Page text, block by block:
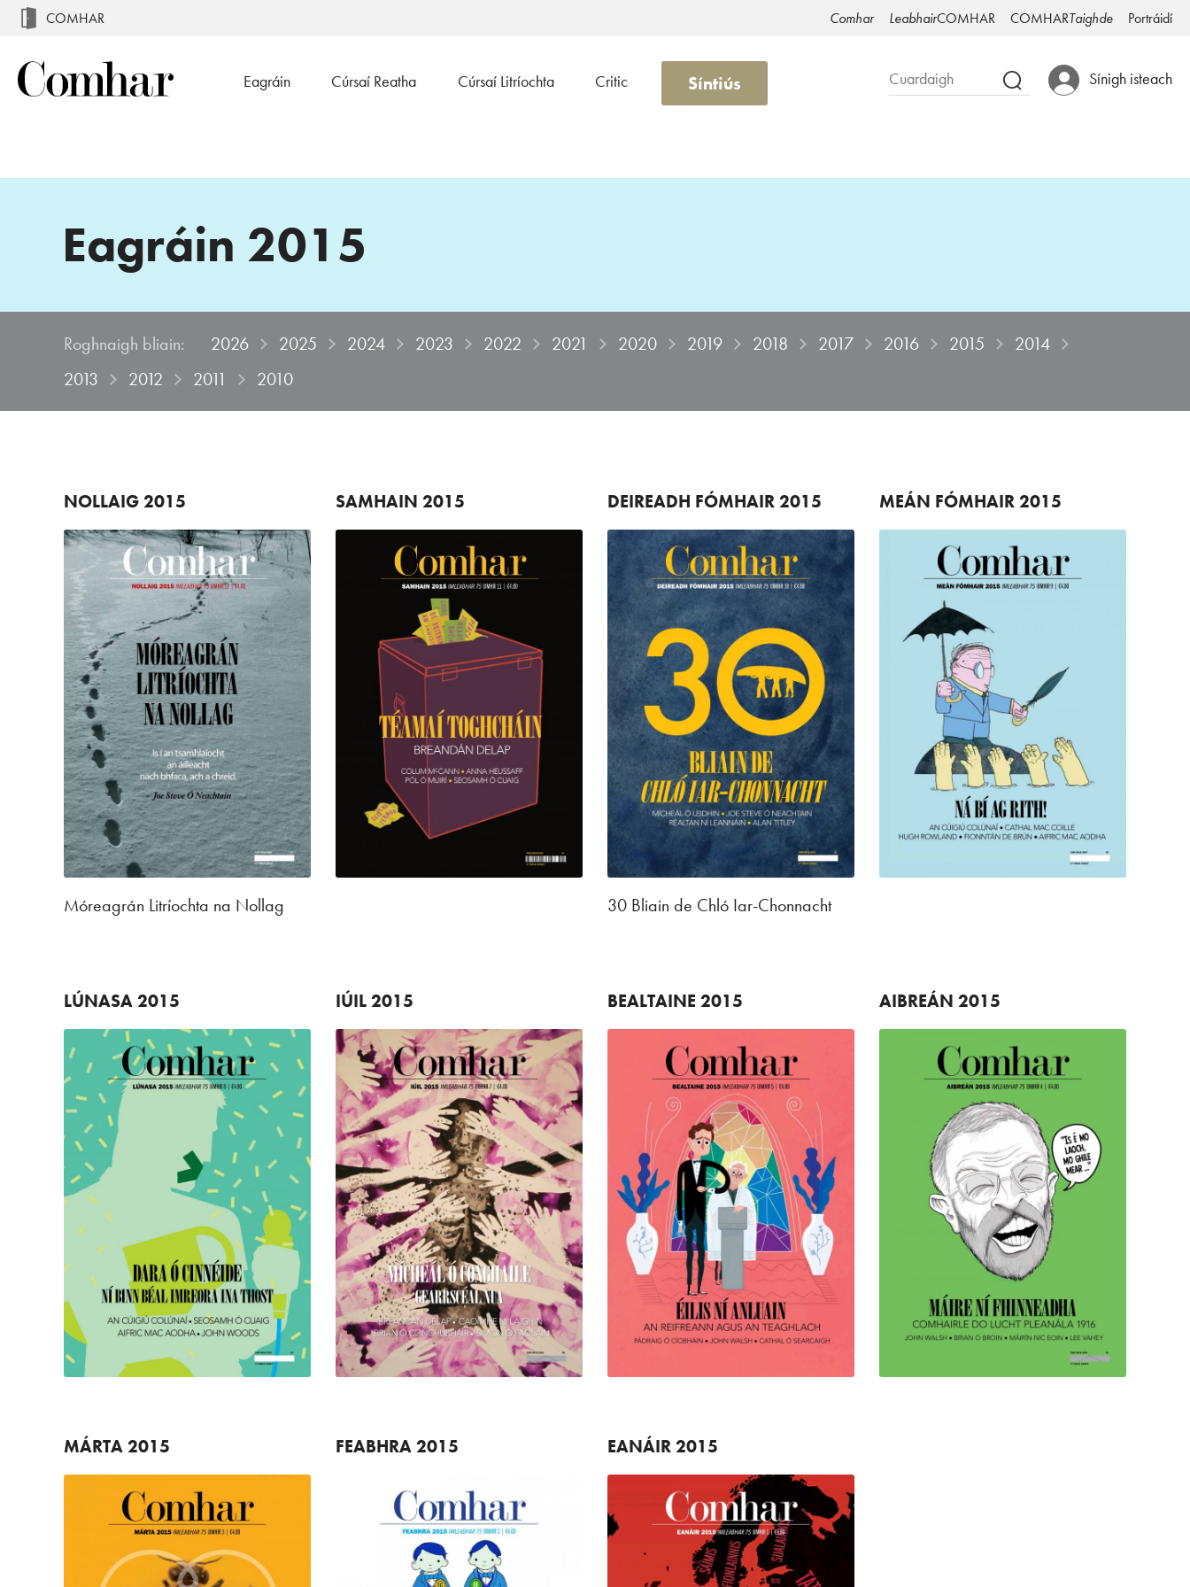
COMHAR Comhar LeabhairCOMHAR COMHARTaighde Portráidí
Sínigh isteach
Eagráin Cúrsaí Reatha Cúrsaí Litríochta Critic Síntiús
Eagráin 2015
Roghnaigh bliain: 2026 2025 2024 2023 2022 2021 2020 2019 2018 2017 2016 2015
2014
2013
2012 2011 2010
NOLLAIG2015
Móreagrán Litríochta na Nollag
SAMHAIN 2015 DEIREADH FÓMHAIR2015
30 Bliain de Chló Iar-Chonnacht
MEÁN FÓMHAIR2015
LÚNASA2015 IÚIL2015 BEALTAINE 2015 AIBREÁN 2015
MÁRTA2015 FEABHRA2015 EANÁIR2015